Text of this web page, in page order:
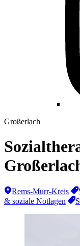
Großerlach
Rems-Murr-Kreis
& soziale Notlagen